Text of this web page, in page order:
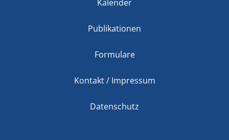
Kalender
Publikationen
Formulare
Kontakt / Impressum
Datenschutz